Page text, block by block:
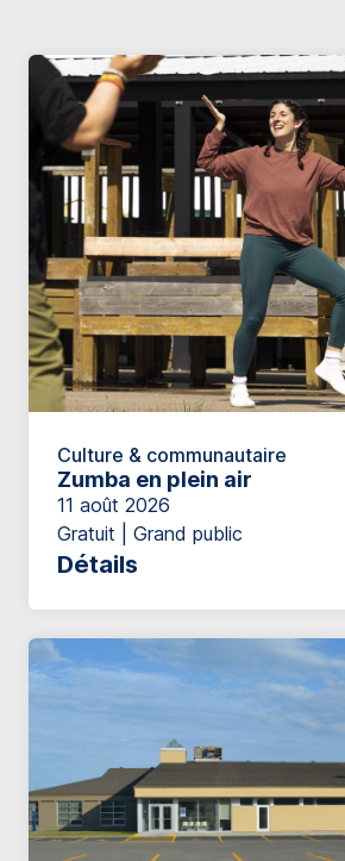
Culture & communautaire
Zumba en plein air
11 août 2026
Gratuit | Grand public
Détails